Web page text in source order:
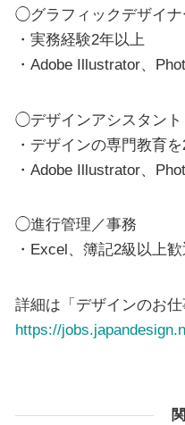
◯グラフィックデザイナ
・実務経験2年以上
・Adobe Illustrator、
◯デザインアシスタント
・デザインの専門教育
・Adobe Illustrator、
◯進行管理／事務
・Excel、簿記2級以上歓
詳細は「デザインのお
https://